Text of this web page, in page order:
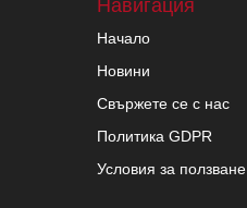
Навигация
Начало
Новини
Свържете се с нас
Политика GDPR
Условия за ползване